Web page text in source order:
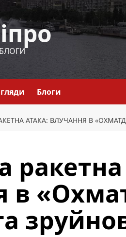
Блоги
АТАКА: ВЛУЧАННЯ В
в